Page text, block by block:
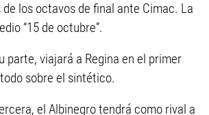
los octavos de final ante Cimac. La
“15 de octubre”.
parte, viajará a Regina en el primer
sobre el sintético.
el Albinegro tendrá como rival a